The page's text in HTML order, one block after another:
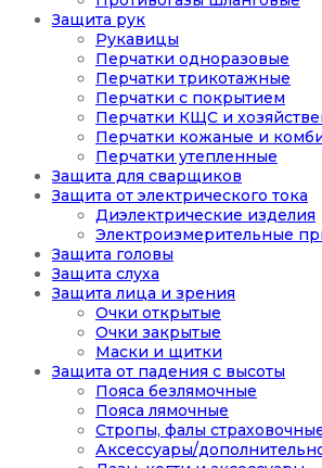
Защита рук
Рукавицы
Перчатки одноразовые
Перчатки трикотажные
Перчатки с покрытием
Перчатки КЩС и
Перчатки кожаные и
Перчатки утепленные
Защита для сварщиков
Защита от электрического тока
Диэлектрические изделия
Электроизмерительные
Защита головы
Защита слуха
Защита лица и зрения
Очки открытые
Очки закрытые
Маски и щитки
Защита от падения с высоты
Пояса безлямочные
Пояса лямочные
Стропы, фалы
Аксессуары/